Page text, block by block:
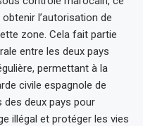
l’autorisation de
zone. Cela fait partie
entre les deux pays
permettant à la
civile espagnole de
des deux pays pour
illégal et protéger les vies